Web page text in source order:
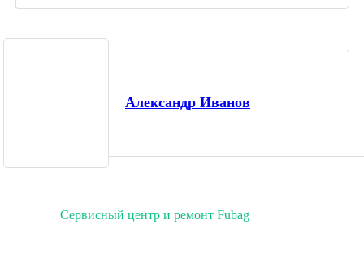
Александр Иванов
Сервисный центр и ремонт Fubag